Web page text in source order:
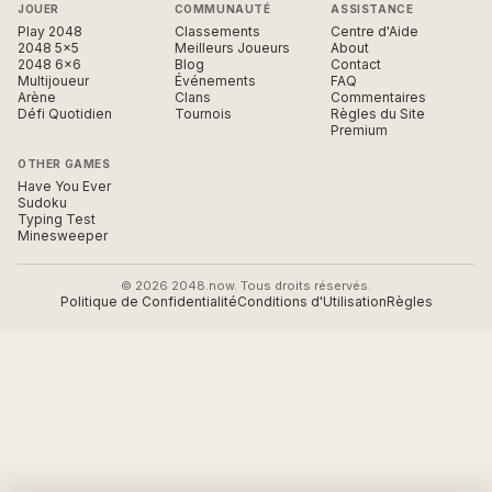
JOUER
Play 2048
2048 5×5
2048 6×6
Multijoueur
Arène
Défi Quotidien
COMMUNAUTÉ
Classements
Meilleurs Joueurs
Blog
Événements
Clans
Tournois
ASSISTANCE
Centre d'Aide
About
Contact
FAQ
Commentaires
Règles du Site
Premium
OTHER GAMES
Have You Ever
Sudoku
Typing Test
Minesweeper
© 2026 2048.now. Tous droits réservés.
Politique de ConfidentialitéConditions d'UtilisationRègles